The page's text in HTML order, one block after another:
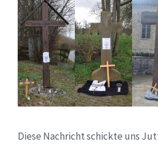
Diese Nachricht schickte uns